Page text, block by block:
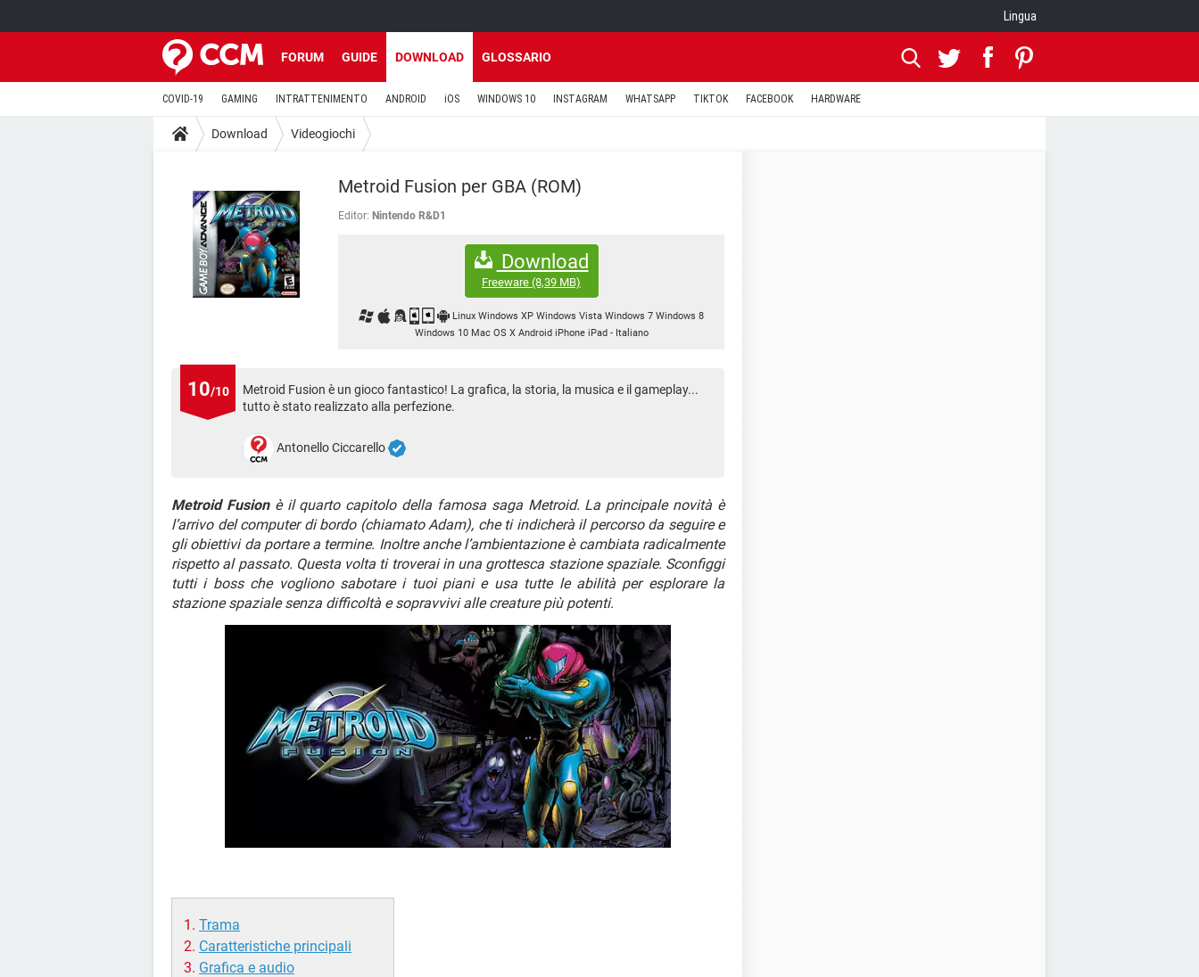
Lingua
FORUM GUIDE DOWNLOAD GLOSSARIO
COVID-19 GAMING INTRATTENIMENTO ANDROID iOS WINDOWS 10 INSTAGRAM WHATSAPP TIKTOK FACEBOOK HARDWARE
Download Videogiochi
Metroid Fusion per GBA (ROM)
Editor: Nintendo R&D1
Download
Freeware (8,39 MB)
Linux Windows XP Windows Vista Windows 7 Windows 8
Windows 10 Mac OS X Android iPhone iPad - Italiano
10/10
Metroid Fusion è un gioco fantastico! La grafica, la storia, la musica e il gameplay...
tutto è stato realizzato alla perfezione.
Antonello Ciccarello
Metroid Fusionè il quarto capitolo della famosa saga Metroid. La principale novità è
l’arrivo del computer di bordo (chiamato Adam), che ti indicherà il percorso da seguire e
gli obiettivi da portare a termine. Inoltre anche l’ambientazione è cambiata radicalmente
rispetto al passato. Questa volta ti troverai in una grottesca stazione spaziale. Sconfiggi
tutti i boss che vogliono sabotare i tuoi piani e usa tutte le abilità per esplorare la
stazione spaziale senza difficoltà e sopravvivi alle creature più potenti.
Trama
Caratteristiche principali
Grafica e audio